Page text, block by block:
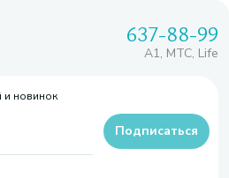
637-88-99
A1, МТС, Life
и новинок
Подписаться